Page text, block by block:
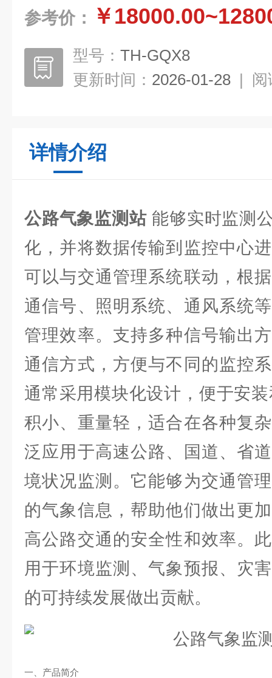
参考价： ￥
型号： TH-GQX8
更新时间： 2026-01-28 | 阅
详情介绍
公路气象监测站能够实时监测
化，并将数据传输到监控中心
可以与交通管理系统联动，根
通信号、照明系统、通风系统
管理效率。支持多种信号输出
通信方式，方便与不同的监控
通常采用模块化设计，便于安
积小、重量轻，适合在各种复
泛应用于高速公路、国道、省
境状况监测。它能够为交通管
的气象信息，帮助他们做出更
高公路交通的安全性和效率。
用于环境监测、气象预报、灾
的可持续发展做出贡献。
一、产品简介